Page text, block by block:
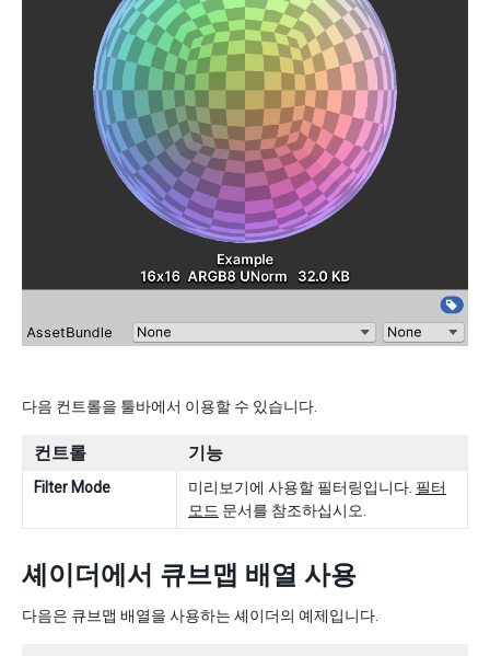
다음 컨트롤을 툴바에서 이용할 수 있습니다.
컨트롤 기능
Filter Mode 미리보기에 사용할 필터링입니다. 필터
모드 문서를 참조하십시오.
셰이더에서 큐브맵 배열 사용
다음은 큐브맵 배열을 사용하는 셰이더의 예제입니다.